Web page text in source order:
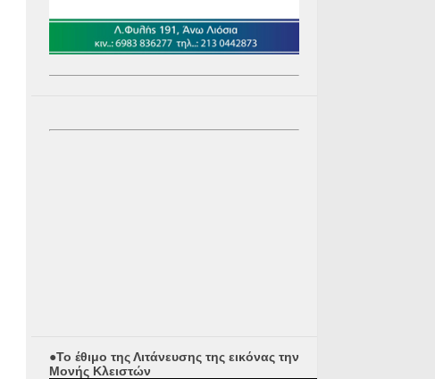
●Το έθιμο της Λιτάνευσης της εικόνας την
Μονής Κλειστών